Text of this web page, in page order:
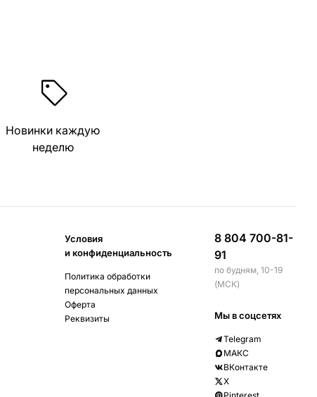
Новинки каждую
неделю
Условия
и конфиденциальность
Политика обработки
персональных данных
Оферта
Реквизиты
8 804 700-81-
91
по будням, 10-19
(МСК)
Мы в соцсетях
Telegram
МАКС
ВКонтакте
X